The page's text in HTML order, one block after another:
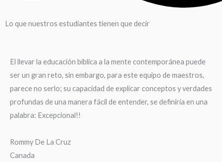
Lo que nuestros estudiantes tienen que decir
El llevar la educación bíblica a la mente contemporánea puede
ser un gran reto, sin embargo, para este equipo de maestros,
parece no serlo; su capacidad de explicar conceptos y verdades
profundas de una manera fácil de entender, se definiría en una
palabra: Excepcional!!
Rommy De La Cruz
Canada